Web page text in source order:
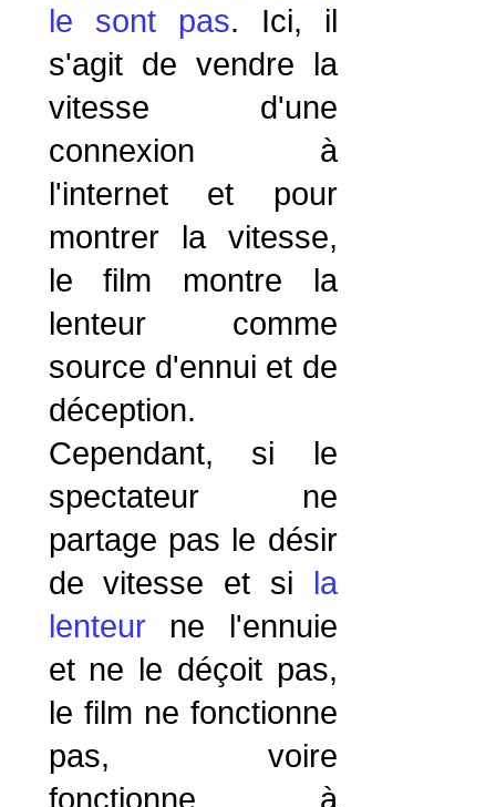
le sont pas. Ici, il
s'agit de vendre la
vitesse d'une
connexion à
l'internet et pour
montrer la vitesse,
le film montre la
lenteur comme
source d'ennui et de
déception.
Cependant, si le
spectateur ne
partage pas le désir
de vitesse et si la
lenteurne l'ennuie
et ne le déçoit pas,
le film ne fonctionne
pas, voire
fonctionne à